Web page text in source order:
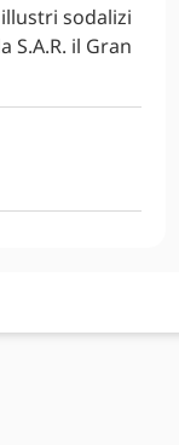
sodalizi
il Gran